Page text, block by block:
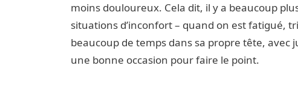
moins douloureux. Cela dit, il y a beaucoup
situations d’inconfort – quand on est fatigué,
beaucoup de temps dans sa propre tête, avec
une bonne occasion pour faire le point.